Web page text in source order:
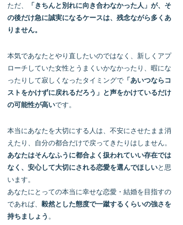
ただ、
「きちんと別れに向き合わなかった人」が、そ
の後だけ急に誠実になるケースは、残念ながら多くあ
りません。
本気であなたとやり直したいのではなく、新しくアプ
ローチしていた女性とうまくいかなかったり、暇にな
ったりして寂しくなったタイミングで 「あいつならコ
ストをかけずに戻れるだろう」と声をかけているだけ
の可能性が高いです。
本当にあなたを大切にする人は、不安にさせたまま消
えたり、自分の都合だけで戻ってきたりはしません。
あなたはそんなふうに都合よく扱われていい存在では
なく、安心して大切にされる恋愛を選んでほしいと思
います。
あなたにとっての本当に幸せな恋愛・結婚を目指すの
であれば、 毅然とした態度で一蹴するくらいの強さを
持ちましょう 。